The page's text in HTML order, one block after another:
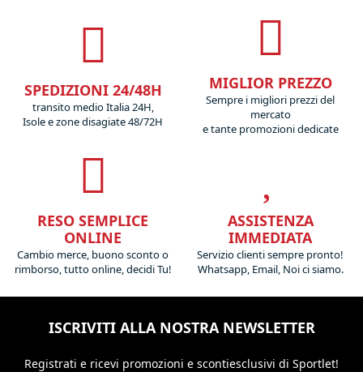
SPEDIZIONI 24/48H
transito medio Italia 24H,
Isole e zone disagiate 48/72H
MIGLIOR PREZZO
Sempre i migliori prezzi del
mercato
e tante promozioni dedicate
RESO SEMPLICE
ONLINE
Cambio merce, buono sconto o
rimborso, tutto online, decidi Tu!
ASSISTENZA
IMMEDIATA
Servizio clienti sempre pronto!
Whatsapp, Email, Noi ci siamo.
ISCRIVITI ALLA NOSTRA NEWSLETTER
Registrati e ricevi promozioni e scontiesclusivi di Sportlet!